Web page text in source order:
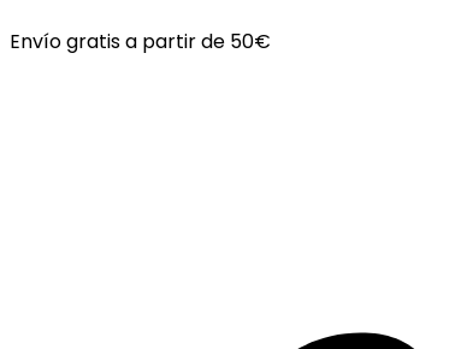
Envío gratis a partir de 50€